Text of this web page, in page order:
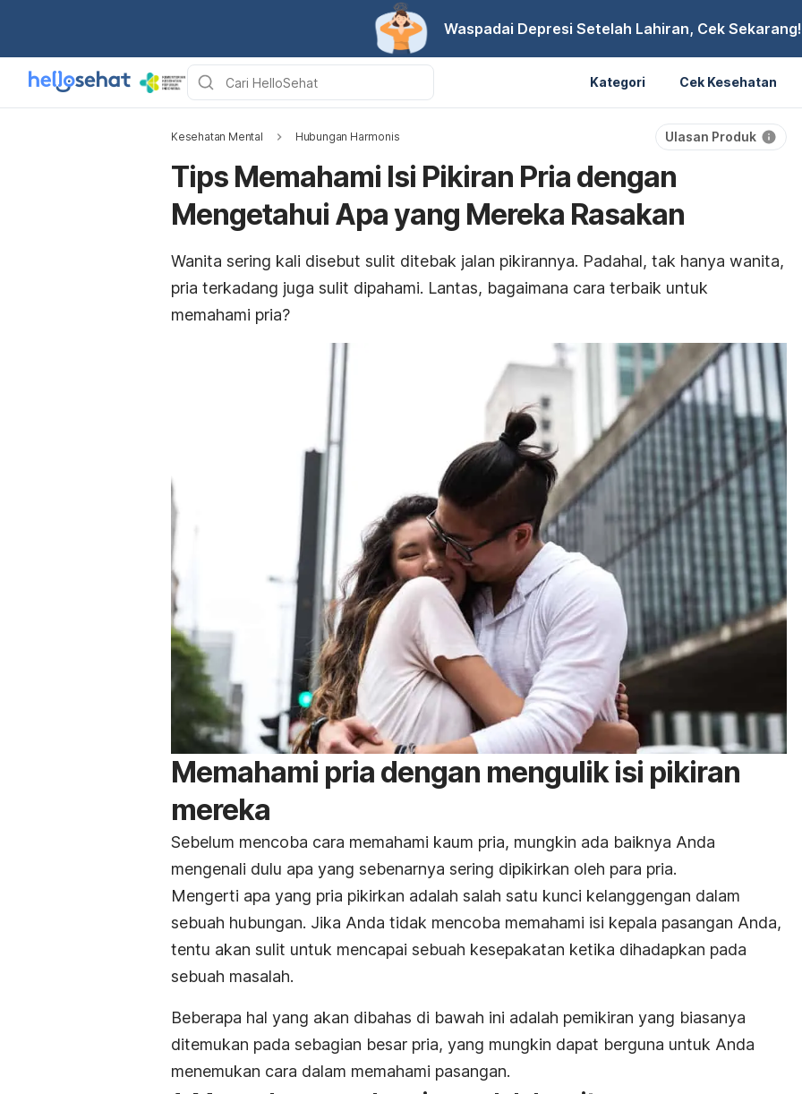
Waspadai Depresi Setelah Lahiran, Cek Sekarang!
Kategori Cek Kesehatan
Kesehatan Mental Hubungan Harmonis Ulasan Produk
Tips Memahami Isi Pikiran Pria dengan
Mengetahui Apa yang Mereka Rasakan
Wanita sering kali disebut sulit ditebak jalan pikirannya. Padahal, tak hanya wanita,
pria terkadang juga sulit dipahami. Lantas, bagaimana cara terbaik untuk
memahami pria?
Memahami pria dengan mengulik isi pikiran
mereka
Sebelum mencoba cara memahami kaum pria, mungkin ada baiknya Anda
mengenali dulu apa yang sebenarnya sering dipikirkan oleh para pria.
Mengerti apa yang pria pikirkan adalah salah satu kunci kelanggengan dalam
sebuah hubungan. Jika Anda tidak mencoba memahami isi kepala pasangan Anda,
tentu akan sulit untuk mencapai sebuah kesepakatan ketika dihadapkan pada
sebuah masalah.
Beberapa hal yang akan dibahas di bawah ini adalah pemikiran yang biasanya
ditemukan pada sebagian besar pria, yang mungkin dapat berguna untuk Anda
menemukan cara dalam memahami pasangan.